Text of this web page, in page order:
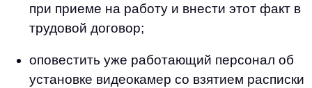
при приеме на работу и внести этот факт в
трудовой договор;
оповестить уже работающий персонал об
установке видеокамер со взятием расписки